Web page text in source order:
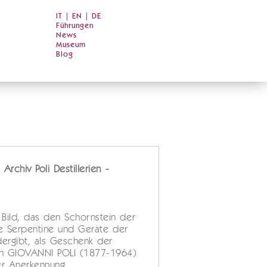
IT EN
DE
Führungen
News
Museum
Blog
Poli Destillerien -
Bild, das den Schornstein der
Serpentine und Geräte der
als Geschenk der
GIOVANNI POLI (1877-1964)